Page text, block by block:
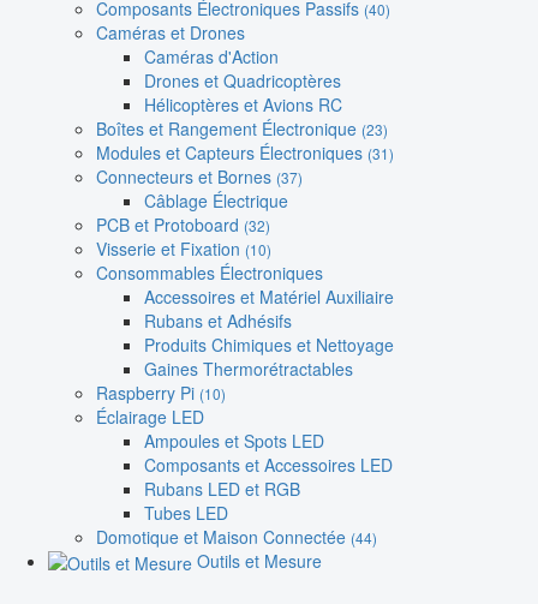
Composants Électroniques Passifs (40)
Caméras et Drones
Caméras d'Action
Drones et Quadricoptères
Hélicoptères et Avions RC
Boîtes et Rangement Électronique (23)
Modules et Capteurs Électroniques (31)
Connecteurs et Bornes (37)
Câblage Électrique
PCB et Protoboard (32)
Visserie et Fixation (10)
Consommables Électroniques
Accessoires et Matériel Auxiliaire
Rubans et Adhésifs
Produits Chimiques et Nettoyage
Gaines Thermorétractables
Raspberry Pi (10)
Éclairage LED
Ampoules et Spots LED
Composants et Accessoires LED
Rubans LED et RGB
Tubes LED
Domotique et Maison Connectée (44)
Outils et Mesure